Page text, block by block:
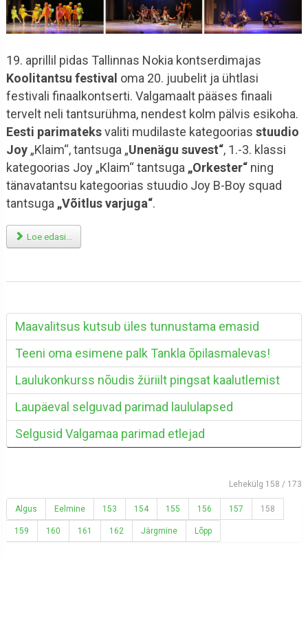
19. aprillil pidas Tallinnas Nokia kontserdimajas
Koolitantsu festival oma 20. juubelit ja ühtlasi
festivali finaalkontserti. Valgamaalt pääses finaali
tervelt neli tantsurühma, nendest kolm pälvis esikoha.
Eesti parimateksvaliti mudilaste kategoorias stuudio
Joy„Klaim“, tantsuga „Unenägu suvest“, 1.-3. klassi
kategoorias Joy „Klaim“ tantsuga „Orkester“ ning
tänavatantsu kategoorias stuudio Joy B-Boy squad
tantsuga „Võitlus varjuga“.
Loe edasi...
Maavalitsus kutsub üles tunnustama emasid
Teeni oma esimene palk Tankla õpilasmalevas!
Laulukonkurss nõudis žüriilt pingsat kaalutlemist
Laupäeval selguvad parimad laululapsed
Selgusid Valgamaa parimad etlejad
Lehekülg 158 / 173
Algus Eelmine 153 154 155 156 157 158
159 160 161 162 Järgmine Lõpp